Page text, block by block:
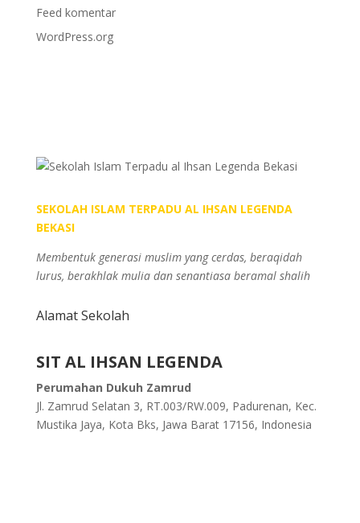
Feed komentar
WordPress.org
SEKOLAH ISLAM TERPADU AL IHSAN LEGENDA
BEKASI
Membentuk generasi muslim yang cerdas, beraqidah
lurus, berakhlak mulia dan senantiasa beramal shalih
Alamat Sekolah
SIT AL IHSAN LEGENDA
Perumahan Dukuh Zamrud
Jl. Zamrud Selatan 3, RT.003/RW.009, Padurenan, Kec.
Mustika Jaya, Kota Bks, Jawa Barat 17156, Indonesia